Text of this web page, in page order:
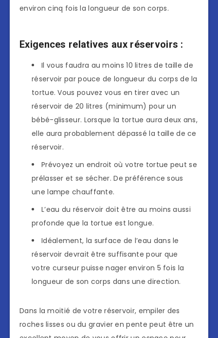
environ cinq fois la longueur de son corps.
Exigences relatives aux réservoirs :
Il vous faudra au moins 10 litres de taille de
réservoir par pouce de longueur du corps de la
tortue. Vous pouvez vous en tirer avec un
réservoir de 20 litres (minimum) pour un
bébé-glisseur. Lorsque la tortue aura deux ans,
elle aura probablement dépassé la taille de ce
réservoir.
Prévoyez un endroit où votre tortue peut se
prélasser et se sécher. De préférence sous
une lampe chauffante.
L’eau du réservoir doit être au moins aussi
profonde que la tortue est longue.
Idéalement, la surface de l’eau dans le
réservoir devrait être suffisante pour que
votre curseur puisse nager environ 5 fois la
longueur de son corps dans une direction.
Dans la moitié de votre réservoir, empiler des
roches lisses ou du gravier en pente peut être un